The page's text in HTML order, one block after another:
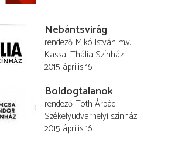
Nebántsvirág
rendező Mikó István m.v.
Kassai Thália Színház
2015. április 16.
Boldogtalanok
rendező Tóth Árpád
Székelyudvarhelyi színház
2015. április 16.